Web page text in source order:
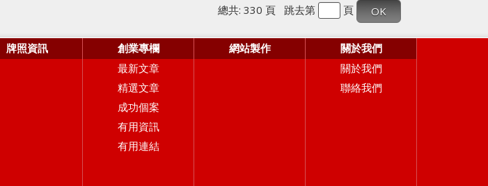
總共: 330 頁 跳去第 頁
牌照資訊
創業專欄
最新文章
精選文章
成功個案
有用資訊
有用連結
網站製作
關於我們
關於我們
聯絡我們